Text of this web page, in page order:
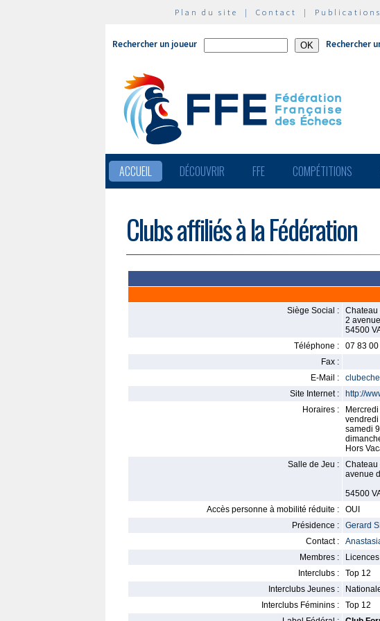
Plan du site | Contact | Publications
Rechercher un joueur Rechercher
ACCUEIL DÉCOUVRIR FFE COMPÉTITIONS
Clubs affiliés à la Fédération
Siège Social :
Chateau
2
54500
Téléphone :
07 83 00
Fax :
E-Mail :
Site Internet :
http://
Horaires :
vendredi
samedi
Hors
Salle de Jeu :
Chateau
avenue
54500
Accès personne à mobilité réduite :
OUI
Présidence :
Gerard
Contact :
Membres :
Licences
Interclubs :
Top 12
Interclubs Jeunes :
Interclubs Féminins :
Top 12